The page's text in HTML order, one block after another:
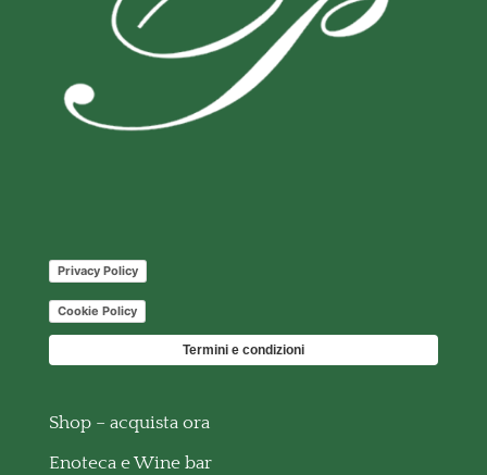
Privacy Policy
Cookie Policy
Termini e condizioni
Shop – acquista ora
Enoteca e Wine bar